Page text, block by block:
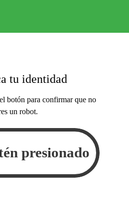
tu identidad
botón para confirmar que no
un robot.